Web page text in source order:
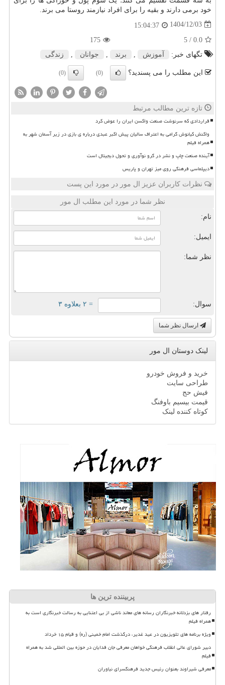
خود برمی دارند و بقیه را برای افراد نیازمند روستا می برند.
1404/12/03
15:04:37
0.0
/ 5
175
تگهای خبر:
آموزش برند جوانان زندگی
این مطلب را می پسندید؟ (0)
(0)
تازه ترین مطالب مرتبط
قراردادی که سرنوشت صنعت واکسن ایران را عوض کرد
واکنش کیانوش گرامی به اعتراف سالیان پیش اکبر عبدی درباره ی بازی در زیر آسمان شهر به
همراه فیلم
آینده صنعت چاپ و نشر در گرو نوآوری و تحول دیجیتال است
دیپلماسی فرهنگی روی میز تهران و پاریس
نظرات کاربران عزیز ال مور در مورد این پست
نظر شما در مورد این مطلب ال مور
نام:
ایمیل:
نظر شما:
سوال: = ۲ بعلاوه ۳
ارسال نظر شما
لینک دوستان ال مور
خرید و فروش خودرو
طراحی سایت
فیش حج
قیمت بیسیم باوفنگ
کوتاه کننده لینک
پربیننده ترین ها
رفتار های بزدلانه خبرنگاران رسانه های معاند ناشی از بی اعتنایی به رسالت خبرنگاری است به
همراه فیلم
ویژه برنامه های تلویزیون در عید غدیر، درگذشت امام خمینی (ره) و قیام ۱۵ خرداد
دبیر شورای عالی انقلاب فرهنگی خواهان معرفی جان فدایان در حوزه بین المللی شد به همراه
فیلم
معرفی شیراوند بعنوان رئیس جدید فرهنگسرای نیاوران